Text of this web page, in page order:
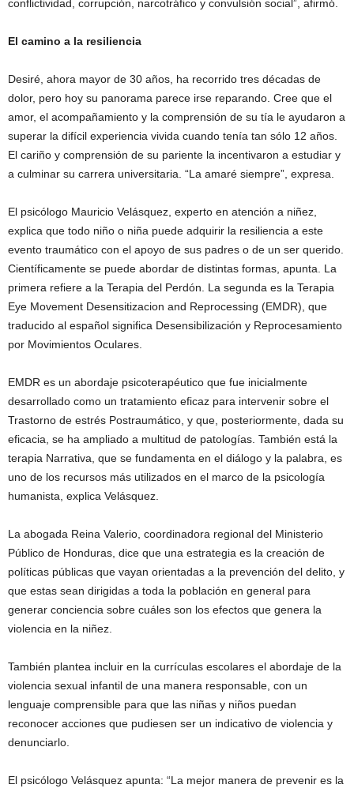
conflictividad, corrupción, narcotráfico y convulsión social”, afirmó.
El camino a la resiliencia
Desiré, ahora mayor de 30 años, ha recorrido tres décadas de
dolor, pero hoy su panorama parece irse reparando. Cree que el
amor, el acompañamiento y la comprensión de su tía le ayudaron a
superar la difícil experiencia vivida cuando tenía tan sólo 12 años.
El cariño y comprensión de su pariente la incentivaron a estudiar y
a culminar su carrera universitaria. “La amaré siempre”, expresa.
El psicólogo Mauricio Velásquez, experto en atención a niñez,
explica que todo niño o niña puede adquirir la resiliencia a este
evento traumático con el apoyo de sus padres o de un ser querido.
Científicamente se puede abordar de distintas formas, apunta. La
primera refiere a la Terapia del Perdón. La segunda es la Terapia
Eye Movement Desensitizacion and Reprocessing (EMDR), que
traducido al español significa Desensibilización y Reprocesamiento
por Movimientos Oculares.
EMDR es un abordaje psicoterapéutico que fue inicialmente
desarrollado como un tratamiento eficaz para intervenir sobre el
Trastorno de estrés Postraumático, y que, posteriormente, dada su
eficacia, se ha ampliado a multitud de patologías. También está la
terapia Narrativa, que se fundamenta en el diálogo y la palabra, es
uno de los recursos más utilizados en el marco de la psicología
humanista, explica Velásquez.
La abogada Reina Valerio, coordinadora regional del Ministerio
Público de Honduras, dice que una estrategia es la creación de
políticas públicas que vayan orientadas a la prevención del delito, y
que estas sean dirigidas a toda la población en general para
generar conciencia sobre cuáles son los efectos que genera la
violencia en la niñez.
También plantea incluir en la currículas escolares el abordaje de la
violencia sexual infantil de una manera responsable, con un
lenguaje comprensible para que las niñas y niños puedan
reconocer acciones que pudiesen ser un indicativo de violencia y
denunciarlo.
El psicólogo Velásquez apunta: “La mejor manera de prevenir es la